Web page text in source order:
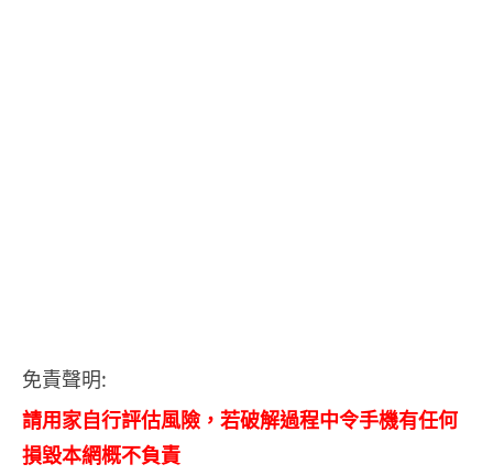
免責聲明:
請用家自行評估風險，若破解過程中令手機有任何
損毀本網概不負責